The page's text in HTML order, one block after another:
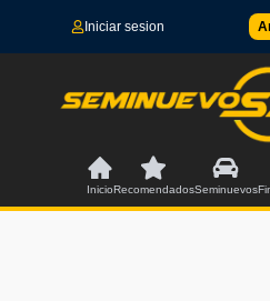
Iniciar sesion
InicioRecomendadosSeminuevos